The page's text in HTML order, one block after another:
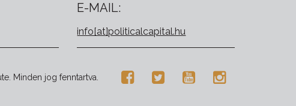
E-MAIL:
info[at]politicalcapital.hu
Minden jog fenntartva.